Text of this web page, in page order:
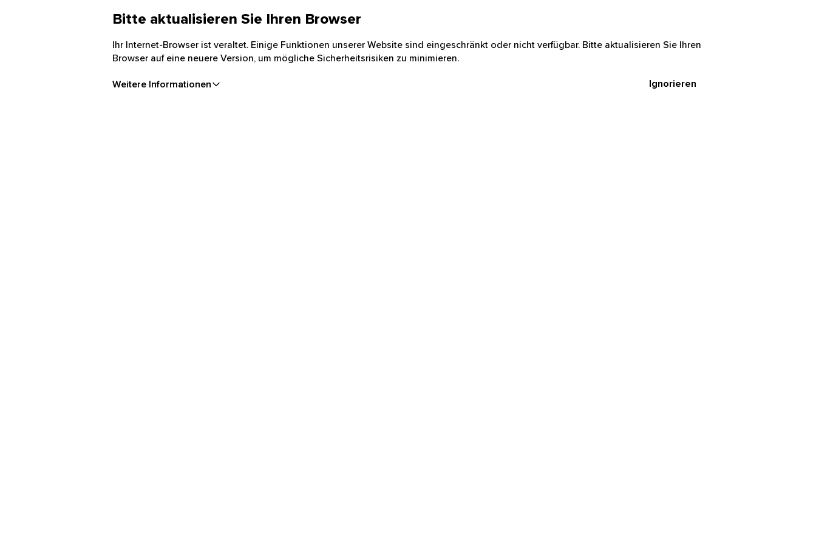
Bitte aktualisieren Sie Ihren Browser
Ihr Internet-Browser ist veraltet. Einige Funktionen unserer Website sind eingeschränkt oder nicht verfügbar. Bitte aktualisieren Sie Ihren
Browser auf eine neuere Version, um mögliche Sicherheitsrisiken zu minimieren.
Weitere Informationen Ignorieren